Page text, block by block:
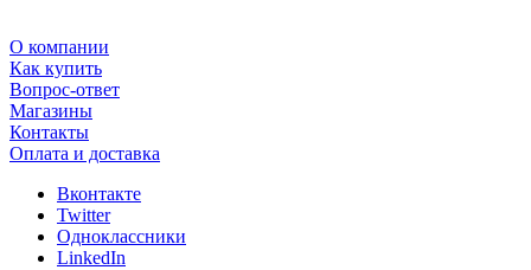
О компании
Как купить
Вопрос-ответ
Магазины
Контакты
Оплата и доставка
Вконтакте
Twitter
Одноклассники
LinkedIn